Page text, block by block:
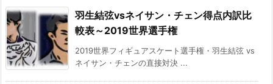
羽生結弦vsネイサン・チェン得点内訳比
較表～2019世界選手権
2019世界フィギュアスケート選手権・羽生結弦 vs
ネイサン・チェンの直接対決 ...